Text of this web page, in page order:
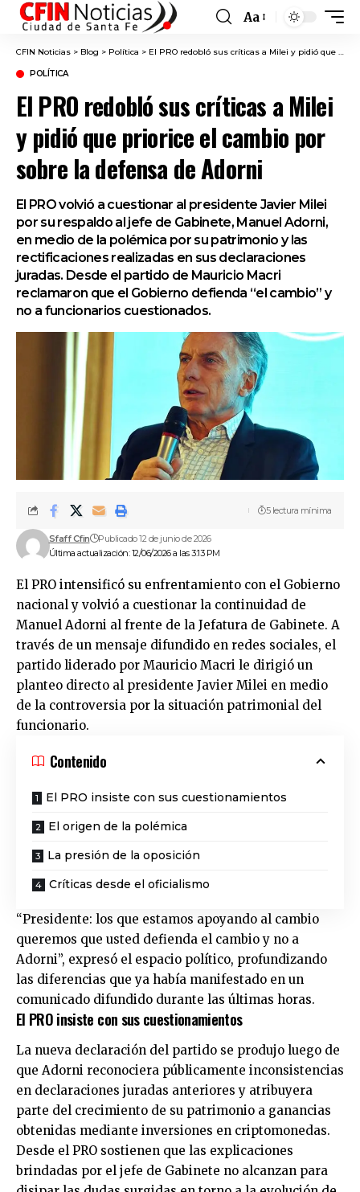
Font
Resizer
Aa
CFIN Noticias > Blog > Política > El PRO redobló sus críticas a Milei y pidió que priorice el cambio por sobre la defensa de Adorni
POLÍTICA
El PRO redobló sus críticas a Milei
y pidió que priorice el cambio por
sobre la defensa de Adorni
El PRO volvió a cuestionar al presidente Javier Milei
por su respaldo al jefe de Gabinete, Manuel Adorni,
en medio de la polémica por su patrimonio y las
rectificaciones realizadas en sus declaraciones
juradas. Desde el partido de Mauricio Macri
reclamaron que el Gobierno defienda “el cambio” y
no a funcionarios cuestionados.
Última actualización: 12/06/2026 a las 3:13 PM
Sfaff Cfin Publicado 12 de junio de 2026
5 lectura mínima
El PRO intensificó su enfrentamiento con el Gobierno
nacional y volvió a cuestionar la continuidad de
Manuel Adorni al frente de la Jefatura de Gabinete. A
través de un mensaje difundido en redes sociales, el
partido liderado por Mauricio Macri le dirigió un
planteo directo al presidente Javier Milei en medio
de la controversia por la situación patrimonial del
funcionario.
Contenido
El PRO insiste con sus cuestionamientos
El origen de la polémica
La presión de la oposición
Críticas desde el oficialismo
“Presidente: los que estamos apoyando al cambio
queremos que usted defienda el cambio y no a
Adorni”, expresó el espacio político, profundizando
las diferencias que ya había manifestado en un
comunicado difundido durante las últimas horas.
El PRO insiste con sus cuestionamientos
La nueva declaración del partido se produjo luego de
que Adorni reconociera públicamente inconsistencias
en declaraciones juradas anteriores y atribuyera
parte del crecimiento de su patrimonio a ganancias
obtenidas mediante inversiones en criptomonedas.
Desde el PRO sostienen que las explicaciones
brindadas por el jefe de Gabinete no alcanzan para